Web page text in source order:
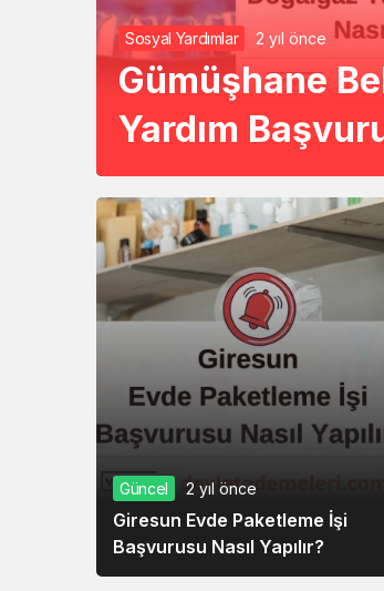
Sosyal Yardımlar 2 yıl önce
Gümüşhane
Yardım
Güncel 2 yıl önce
Giresun Evde Paketleme İşi
Başvurusu Nasıl Yapılır?